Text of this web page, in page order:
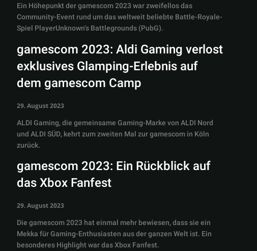
Ein Höhepunkt der gamescom 2023 war zweifellos das
Community-Event rund um das weltweit beliebte Battle-Royale-
Spiel PlayerUnknown’s Battlegrounds (PubG).
gamescom 2023: Aldi Gaming verlost
exklusives Glamping-Erlebnis auf
dem gamescom Camp
29. August 2023
ALDI Gaming, die gemeinsame Gaming-Marke von ALDI Nord
und ALDI SÜD, kehrt zum zweiten Mal zur gamescom in Köln
zurück.
gamescom 2023: Ein Rückblick auf
das Xbox Fanfest
29. August 2023
Die gamescom 2023 hat einmal mehr bewiesen, dass sie ein
Mekka für Gaming-Enthusiasten aus der ganzen Welt ist. Ein
besonderes Highlight war das Xbox Fanfest.